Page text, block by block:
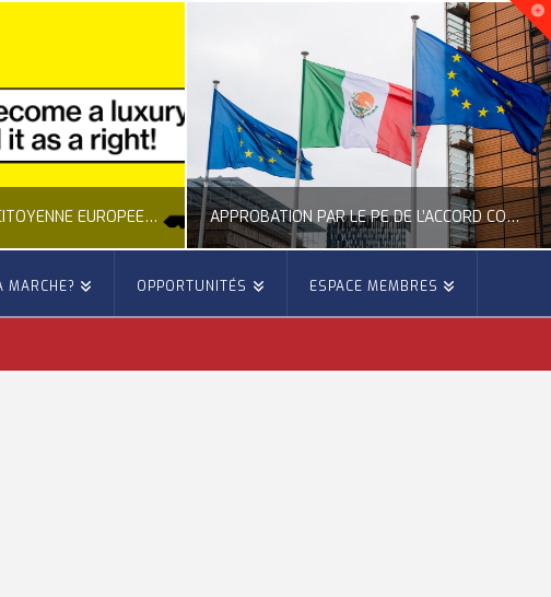
NOUVELLE INITIATIVE CITOYENNE EUROPÉENNE SUR LE LOGEMENT
D’OCCITANIE EUROPE, CITOYENNETÉ, LOGEMENT
2026
APPROBATION PAR LE PE DE L’ACCORD COMMERCIAL ENTRE L’UE ET LE MEXIQUE
ACTION EXTÉRIEURE, ACTUALITÉ DE L'UNION EUROPÉENNE
MARCHE? OPPORTUNITÉS ESPACE MEMBRES